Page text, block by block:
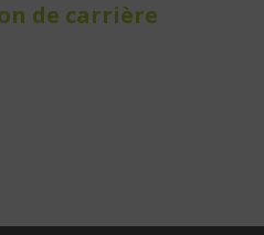
de carrière